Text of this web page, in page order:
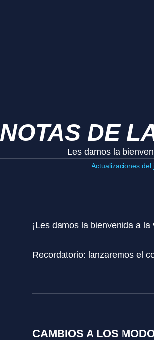
NOTAS DE
Les damos la
Actualizaciones del
¡Les damos la bienvenida a
Recordatorio: lanzaremos el
CAMBIOS A LOS